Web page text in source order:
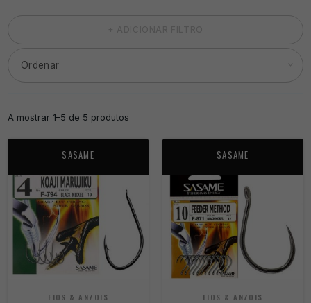
A mostrar 1–5 de 5 produtos
SASAME
FIOS & ANZOIS
SASAME
FIOS & ANZOIS